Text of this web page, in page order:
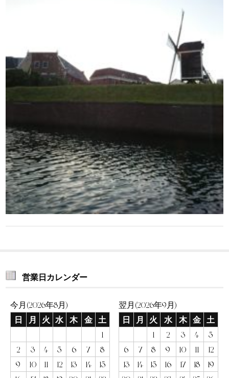
営業日カレンダー
今月(2026年8月)
日
月 火 水 木 金
土
1
2
3 4 5 6 7
8
9
10 11 12 13 14
15
翌月(2026年9月)
日
月 火 水 木 金
土
1
2 3 4
5
6
7 8 9 10 11
12
13
14 15 16 17 18
19